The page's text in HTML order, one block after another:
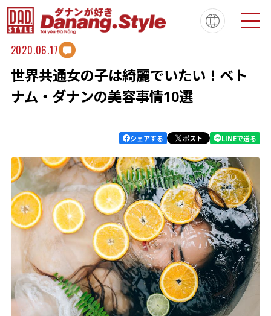
Tiếng Việt 한국
简体中文
繁體中文
English
français
Aboutダナンスタイルについて
2020.06.17
世界共通女の子は綺麗でいたい！ベト
ナム・ダナンの美容事情10選
シェアする ポスト LINEで送る